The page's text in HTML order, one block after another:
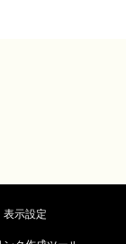
表示設定